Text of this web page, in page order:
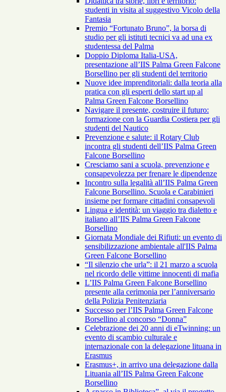
studenti in visita al suggestivo Vicolo della
Fantasia
Premio “Fortunato Bruno”, la borsa di
studio per gli istituti tecnici va ad una ex
studentessa del Palma
Doppio Diploma Italia-USA,
presentazione all’IIS Palma Green Falcone
Borsellino per gli studenti del territorio
Nuove idee imprenditoriali: dalla teoria alla
pratica con gli esperti dello start up al
Palma Green Falcone Borsellino
Navigare il presente, costruire il futuro:
formazione con la Guardia Costiera per gli
studenti del Nautico
Prevenzione e salute: il Rotary Club
incontra gli studenti dell’IIS Palma Green
Falcone Borsellino
Cresciamo sani a scuola, prevenzione e
consapevolezza per frenare le dipendenze
Incontro sulla legalità all’IIS Palma Green
Falcone Borsellino. Scuola e Carabinieri
insieme per formare cittadini consapevoli
Lingua e identità: un viaggio tra dialetto e
italiano all’IIS Palma Green Falcone
Borsellino
Giornata Mondiale dei Rifiuti: un evento di
sensibilizzazione ambientale all'IIS Palma
Green Falcone Borsellino
“Il silenzio che urla”: il 21 marzo a scuola
nel ricordo delle vittime innocenti di mafia
L’IIS Palma Green Falcone Borsellino
presente alla cerimonia per l’anniversario
della Polizia Penitenziaria
Successo per l’IIS Palma Green Falcone
Borsellino al concorso “Donna”
Celebrazione dei 20 anni di eTwinning: un
evento di scambio culturale e
internazionale con la delegazione lituana in
Erasmus
Erasmus+, in arrivo una delegazione dalla
Lituania all’IIS Palma Green Falcone
Borsellino